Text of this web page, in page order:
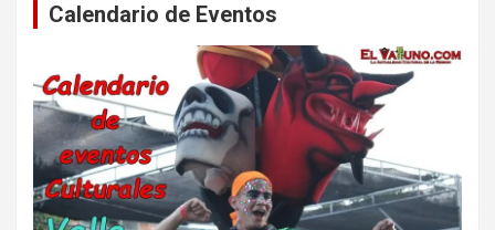
Calendario de Eventos